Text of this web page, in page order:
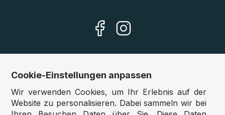
Unsere Shops
Deutschland:www.puzzle.de
Cookie-Einstellungen anpassen
Wir verwenden Cookies, um Ihr Erlebnis auf der
Website zu personalisieren. Dabei sammeln wir bei